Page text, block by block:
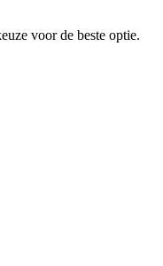
voor de beste optie.